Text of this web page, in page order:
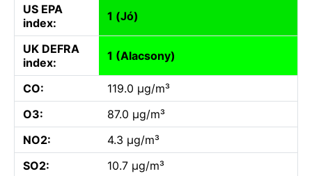
US EPA
index:
1 (Jó)
UK DEFRA
index:
1 (Alacsony)
CO:
119.0 µg/m³
O3:
87.0 µg/m³
NO2:
4.3 µg/m³
SO2:
10.7 µg/m³